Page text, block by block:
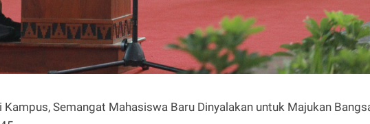
Kampus, Semangat Mahasiswa Baru Dinyalakan untuk Majukan